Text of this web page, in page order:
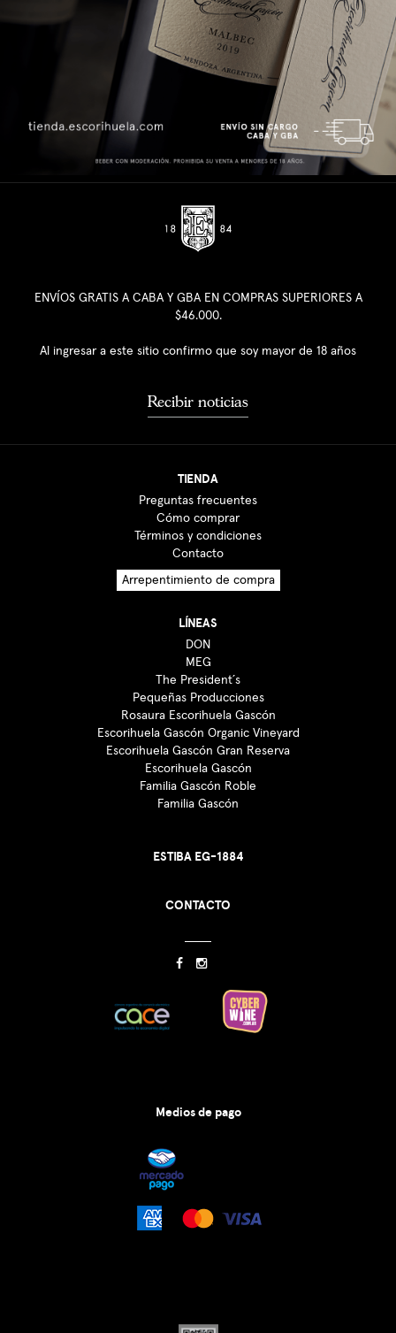
ENVÍOS GRATIS A CABA Y GBA EN COMPRAS SUPERIORES A
$46.000.
Al ingresar a este sitio confirmo que soy mayor de 18 años
Recibir noticias
TIENDA
Preguntas frecuentes
Cómo comprar
Términos y condiciones
Contacto
Arrepentimiento de compra
LÍNEAS
DON
MEG
The President´s
Pequeñas Producciones
Rosaura Escorihuela Gascón
Escorihuela Gascón Organic Vineyard
Escorihuela Gascón Gran Reserva
Escorihuela Gascón
Familia Gascón Roble
Familia Gascón
ESTIBA EG-1884
CONTACTO
Medios de pago